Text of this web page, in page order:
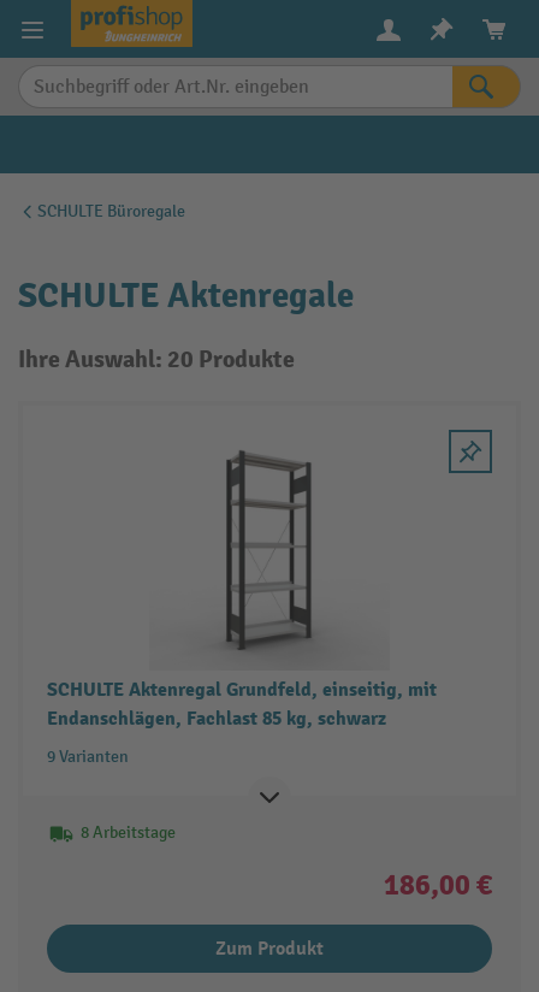
springen
SCHULTE Büroregale
SCHULTE Aktenregale
Ihre Auswahl: 20 Produkte
SCHULTE Aktenregal Grundfeld, einseitig, mit
Endanschlägen, Fachlast 85 kg, schwarz
9 Varianten
8 Arbeitstage
186,00 €
Zum Produkt